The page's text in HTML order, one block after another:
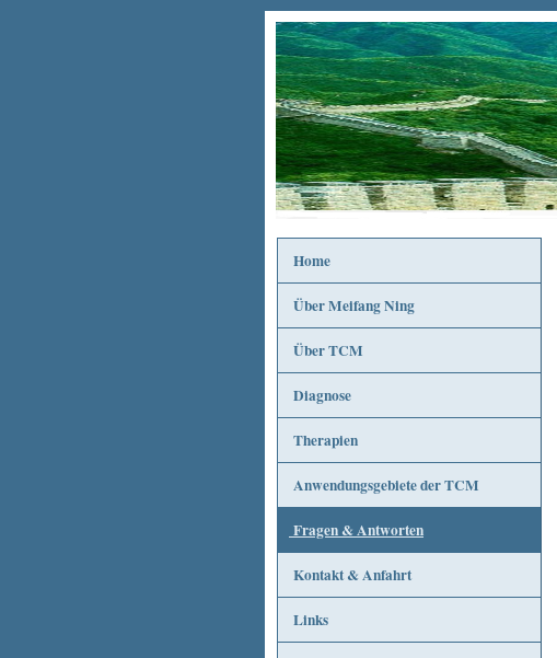
Home
Über Meifang Ning
Über TCM
Diagnose
Therapien
Anwendungsgebiete der TCM
Fragen & Antworten
Kontakt & Anfahrt
Links